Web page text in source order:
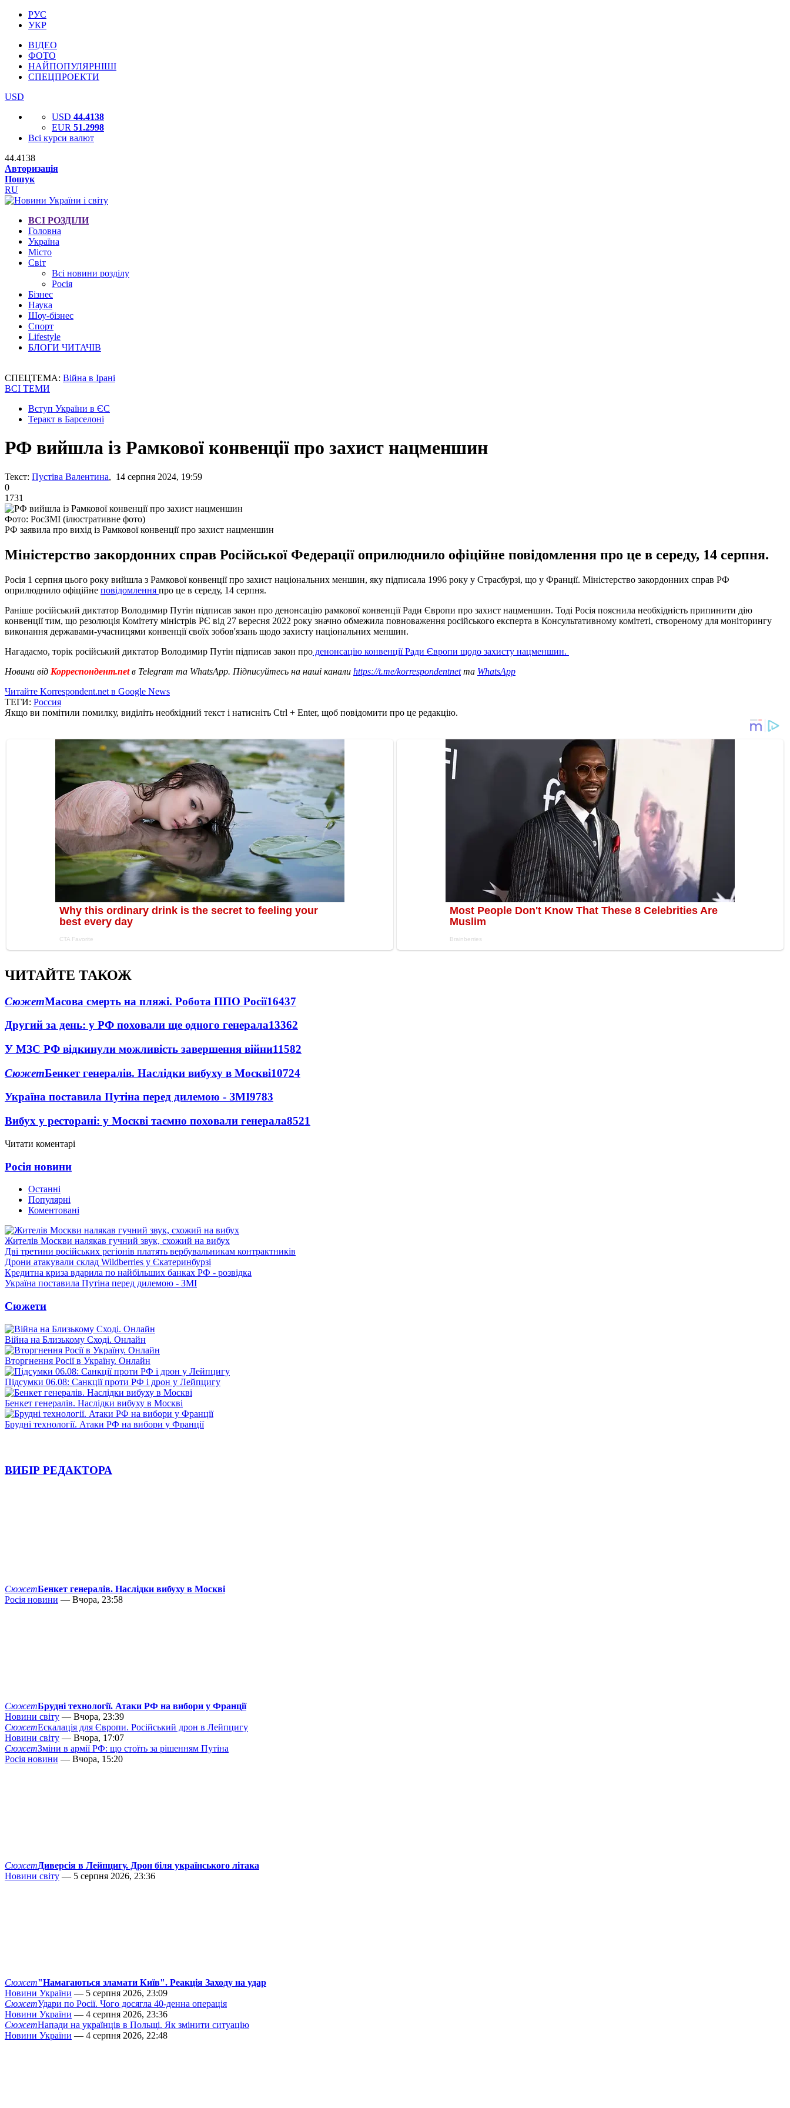
РУС
УКР
ВІДЕО
ФОТО
НАЙПОПУЛЯРНІШІ
СПЕЦПРОЕКТИ
USD
USD 44.4138
EUR 51.2998
Всі курси валют
44.4138
Авторизація
Пошук
RU
ВСІ РОЗДІЛИ
Головна
Україна
Місто
Світ
Всі новини розділу
Росія
Бізнес
Наука
Шоу-бізнес
Спорт
Lifestyle
БЛОГИ ЧИТАЧІВ
СПЕЦТЕМА: Війна в Ірані
ВСІ ТЕМИ
Вступ України в ЄС
Теракт в Барселоні
РФ вийшла із Рамкової конвенції про захист нацменшин
Текст: Пустіва Валентина, 14 серпня 2024, 19:59
0
1731
Фото: РосЗМІ (ілюстративне фото)
РФ заявила про вихід із Рамкової конвенції про захист нацменшин
Міністерство закордонних справ Російської Федерації оприлюднило офіційне повідомлення про це в середу, 14 серпня.
Росія 1 серпня цього року вийшла з Рамкової конвенції про захист національних меншин, яку підписала 1996 року у Страсбурзі, що у Франції. Міністерство закордонних справ РФ
оприлюднило офіційне повідомлення про це в середу, 14 серпня.
Раніше російський диктатор Володимир Путін підписав закон про денонсацію рамкової конвенції Ради Європи про захист нацменшин. Тоді Росія пояснила необхідність припинити дію
конвенції тим, що резолюція Комітету міністрів РЄ від 27 вересня 2022 року значно обмежила повноваження російського експерта в Консультативному комітеті, створеному для моніторингу
виконання державами-учасницями конвенції своїх зобов'язань щодо захисту національних меншин.
Нагадаємо, торік російський диктатор Володимир Путін підписав закон про денонсацію конвенції Ради Європи щодо захисту нацменшин.
Новини від Корреспондент.netв Telegram та WhatsApp. Підписуйтесь на наші канали https://t.me/korrespondentnetта WhatsApp
Читайте Korrespondent.net в Google News
ТЕГИ: Россия
Якщо ви помітили помилку, виділіть необхідний текст і натисніть Ctrl + Enter, щоб повідомити про це редакцію.
ЧИТАЙТЕ ТАКОЖ
СюжетМасова смерть на пляжі. Робота ППО Росії16437
Другий за день: у РФ поховали ще одного генерала13362
У МЗС РФ відкинули можливість завершення війни11582
СюжетБенкет генералів. Наслідки вибуху в Москві10724
Україна поставила Путіна перед дилемою - ЗМІ9783
Вибух у ресторані: у Москві таємно поховали генерала8521
Читати коментарі
Росія новини
Останні
Популярні
Коментовані
Жителів Москви налякав гучний звук, схожий на вибух
Дві третини російських регіонів платять вербувальникам контрактників
Дрони атакували склад Wildberries у Єкатеринбурзі
Кредитна криза вдарила по найбільших банках РФ - розвідка
Україна поставила Путіна перед дилемою - ЗМІ
Сюжети
Війна на Близькому Сході. Онлайн
Вторгнення Росії в Україну. Онлайн
Підсумки 06.08: Санкції проти РФ і дрон у Лейпцигу
Бенкет генералів. Наслідки вибуху в Москві
Брудні технології. Атаки РФ на вибори у Франції
ВИБІР РЕДАКТОРА
СюжетБенкет генералів. Наслідки вибуху в Москві
Росія новини — Вчора, 23:58
СюжетБрудні технології. Атаки РФ на вибори у Франції
Новини світу — Вчора, 23:39
СюжетЕскалація для Європи. Російський дрон в Лейпцигу
Новини світу — Вчора, 17:07
СюжетЗміни в армії РФ: що стоїть за рішенням Путіна
Росія новини — Вчора, 15:20
СюжетДиверсія в Лейпцигу. Дрон біля українського літака
Новини світу — 5 серпня 2026, 23:36
Сюжет"Намагаються зламати Київ". Реакція Заходу на удар
Новини України — 5 серпня 2026, 23:09
СюжетУдари по Росії. Чого досягла 40-денна операція
Новини України — 4 серпня 2026, 23:36
СюжетНапади на українців в Польщі. Як змінити ситуацію
Новини України — 4 серпня 2026, 22:48